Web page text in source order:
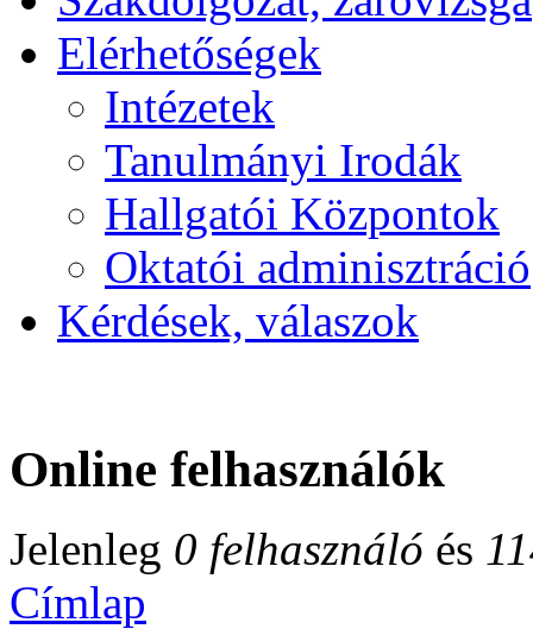
Elérhetőségek
Intézetek
Tanulmányi Irodák
Hallgatói Központok
Oktatói adminisztráció
Kérdések, válaszok
Online felhasználók
Jelenleg 0 felhasználó és
Címlap